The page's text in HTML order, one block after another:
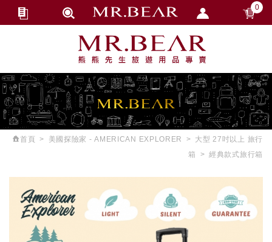
首頁 美國探險家 - AMERICAN EXPLORER
大型 27吋以上 旅行
箱
經典款式旅行箱
0
會員登入
會員註冊
忘記密碼
訂單查詢
追蹤清單
繁體中文